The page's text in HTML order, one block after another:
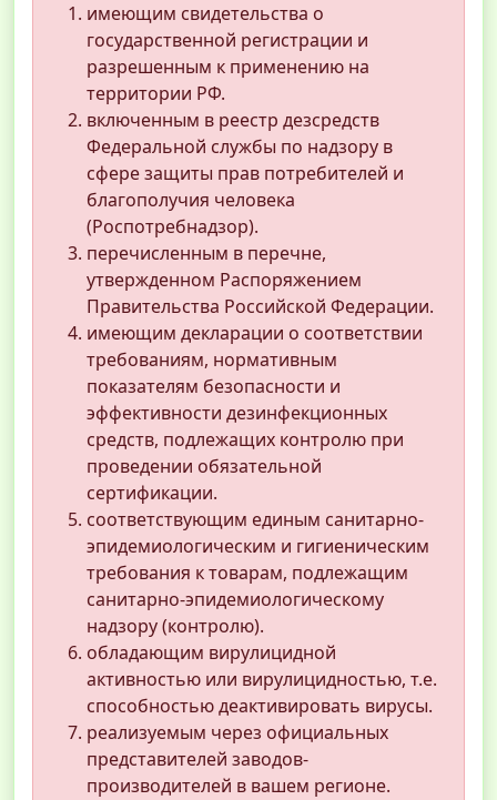
имеющим свидетельства о
государственной регистрации и
разрешенным к применению на
территории РФ.
включенным в реестр дезсредств
Федеральной службы по надзору в
сфере защиты прав потребителей и
благополучия человека
(Роспотребнадзор).
перечисленным в перечне,
утвержденном Распоряжением
Правительства Российской Федерации.
имеющим декларации о соответствии
требованиям, нормативным
показателям безопасности и
эффективности дезинфекционных
средств, подлежащих контролю при
проведении обязательной
сертификации.
соответствующим единым санитарно-
эпидемиологическим и гигиеническим
требования к товарам, подлежащим
санитарно-эпидемиологическому
надзору (контролю).
обладающим вирулицидной
активностью или вирулицидностью, т.е.
способностью деактивировать вирусы.
реализуемым через официальных
представителей заводов-
производителей в вашем регионе.